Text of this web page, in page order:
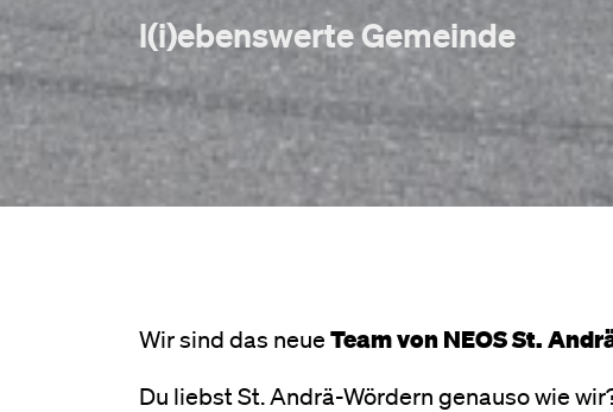
l(i)ebenswerte Gemeinde
Wir sind das neueTeam vonNEOS St.
Du liebst St. Andrä-Wördern genauso wie